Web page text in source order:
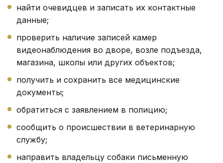
найти очевидцев и записать их контактные
данные;
проверить наличие записей камер
видеонаблюдения во дворе, возле подъезда,
магазина, школы или других объектов;
получить и сохранить все медицинские
документы;
обратиться с заявлением в полицию;
сообщить о происшествии в ветеринарную
службу;
направить владельцу собаки письменную